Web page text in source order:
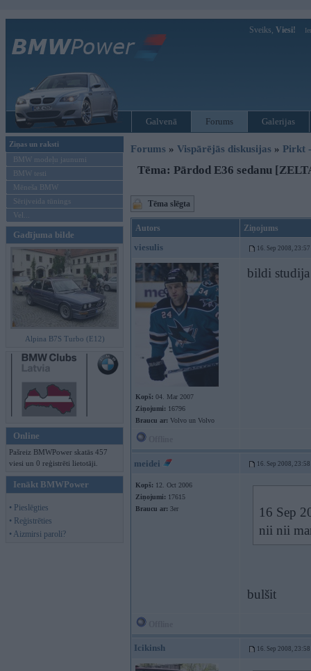
Sveiks, Viesi!
Galvenā Forums Galerijas
Ziņas un raksti
BMW modeļu jaunumi
BMW testi
Mēneša BMW
Sērijveida tūnings
Vel...
Gadījuma bilde
Alpina B7S Turbo (E12)
Online
Pašreiz BMWPower skatās 457
viesi un 0 reģistrēti lietotāji.
Ienākt BMWPower
• Pieslēgties
• Reģistrēties
• Aizmirsi paroli?
Forums » Vispārējās diskusijas » Pirkt
Tēma: Pārdod E36 sedanu
Tēma slēgta
Autors Ziņojums
viesulis 16. Sep 2008, 23:57
Kopš: 04. Mar 2007
Ziņojumi: 16796
Braucu ar: Volvo un Volvo
bildi
meidei 16. Sep 2008, 23:58
Kopš: 12. Oct 2006
Ziņojumi: 17615
Braucu ar: 3er
16 Sep
nii nii
bulšit
Icikinsh 16. Sep 2008, 23:58